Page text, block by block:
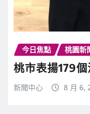
今日焦點 桃園新
桃市表揚179
新聞中心 8 月 6,